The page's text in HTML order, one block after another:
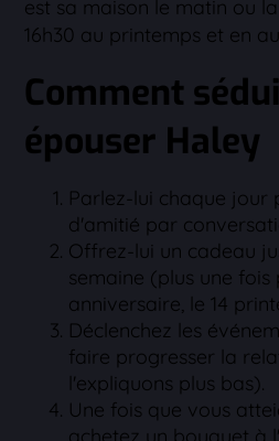
est sa maison le matin ou
16h30 au printemps et en
Comment
épouser Haley
Parlez-lui chaque jour
d'amitié par
Offrez-lui un cadeau
semaine (plus une fois
anniversaire, le 14
Déclenchez les
faire progresser la
l'expliquons plus bas).
Une fois que vous